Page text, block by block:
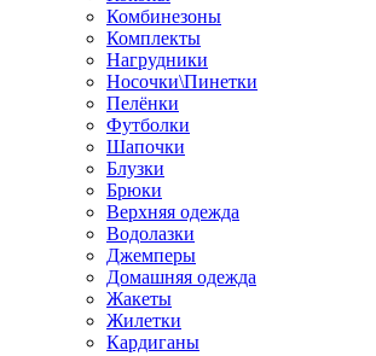
Комбинезоны
Комплекты
Нагрудники
Носочки\Пинетки
Пелёнки
Футболки
Шапочки
Блузки
Брюки
Верхняя одежда
Водолазки
Джемперы
Домашняя одежда
Жакеты
Жилетки
Кардиганы